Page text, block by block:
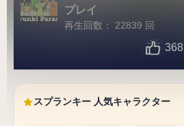
プレイ
再生回数： 22839 回
368
スプランキー 人気キャラクター